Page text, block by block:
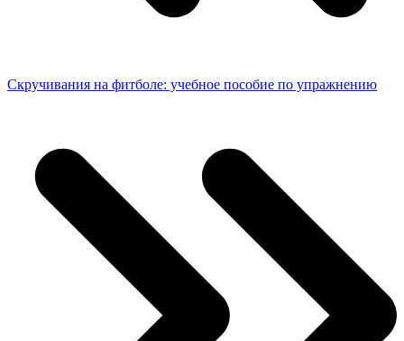
Скручивания на фитболе: учебное пособие по упражнению